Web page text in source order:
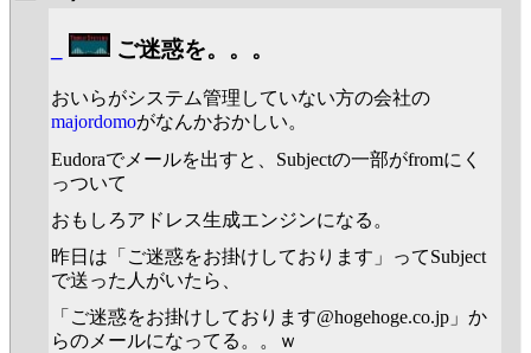
ご迷惑を。。。
おいらがシステム管理していない方の会社の
majordomoがなんかおかしい。
Eudoraでメールを出すと、Subjectの一部がfromにく
っついて
おもしろアドレス生成エンジンになる。
昨日は「ご迷惑をお掛けしております」ってSubject
で送った人がいたら、
「ご迷惑をお掛けしております@hogehoge.co.jp」か
らのメールになってる。。ｗ